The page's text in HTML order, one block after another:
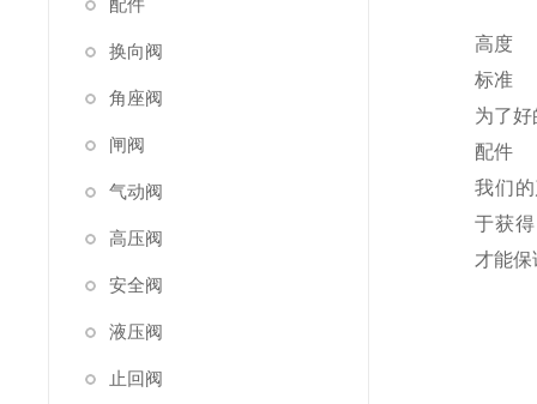
配件
换向阀
角座阀
闸阀
气动阀
高压阀
安全阀
液压阀
止回阀
高度
标准
为了好
配件
我们
于获
才能保